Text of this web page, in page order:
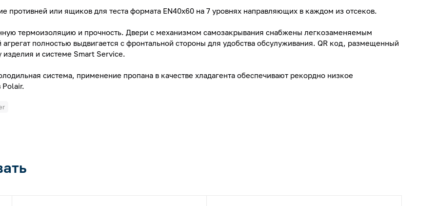
противней или ящиков для теста формата EN40x60 на 7 уровнях направляющих в каждом из отсеков.
термоизоляцию и прочность. Двери с механизмом самозакрывания снабжены легкозаменяемым
полностью выдвигается с фронтальной стороны для удобства обсулуживания. QR код, размещенный
изделия и системе Smart Service.
система, применение пропана в качестве хладагента обеспечивают рекордно низкое
Polair.